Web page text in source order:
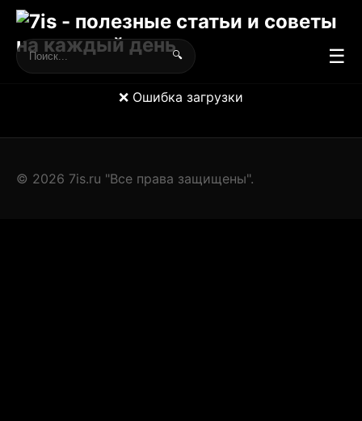
🔍 ☰
❌ Ошибка загрузки
© 2026 7is.ru "Все права защищены".